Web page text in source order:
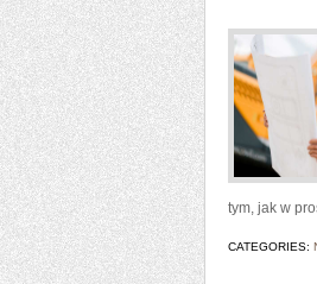
tym, jak w
CATEGORIES: